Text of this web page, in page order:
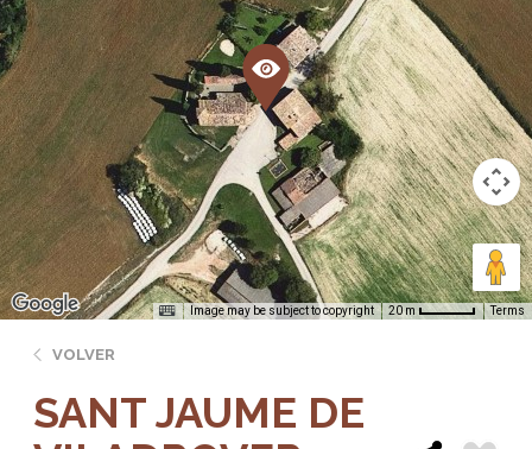
Image may be subject to copyright 20 m Terms
VOLVER
SANT JAUME DE